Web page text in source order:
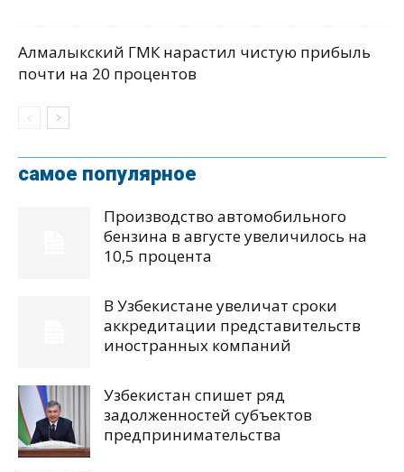
Алмалыкский ГМК нарастил чистую прибыль
почти на 20 процентов
самое популярное
Производство автомобильного
бензина в августе увеличилось на
10,5 процента
В Узбекистане увеличат сроки
аккредитации представительств
иностранных компаний
Узбекистан спишет ряд
задолженностей субъектов
предпринимательства